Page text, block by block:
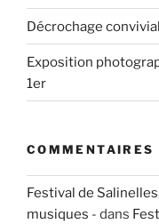
Décrochage
Exposition
1er
COMMENTAIRES
Festival de
musiques - dans